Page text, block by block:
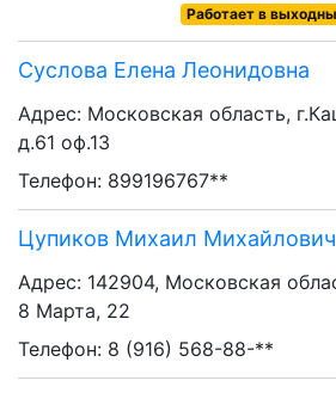
Работает в
Суслова Елена Леонидовна
Адрес: Московская область,
д.61 оф.13
Телефон: 899196767**
Цупиков Михаил Михайлович
Адрес: 142904, Московская
8 Марта, 22
Телефон: 8 (916) 568-88-**